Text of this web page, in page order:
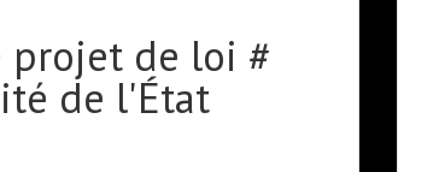
projet de loi #
de l'État